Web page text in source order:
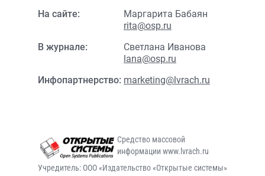
На сайте:
Маргарита Бабаян
rita@osp.ru
В журнале:
Светлана Иванова
lana@osp.ru
Инфопартнерство: marketing@lvrach.ru
Средство массовой
информации www.lvrach.ru
Учредитель: ООО «Издательство «Открытые системы»